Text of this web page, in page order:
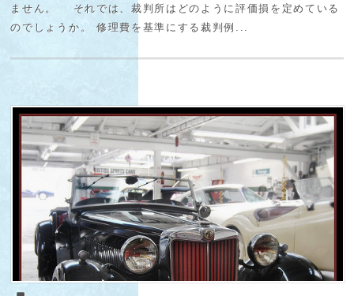
ません。 それでは、裁判所はどのように評価損を定めている
のでしょうか。 修理費を基準にする裁判例...